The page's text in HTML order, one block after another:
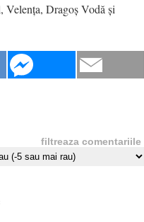
Velența, Dragoș Vodă și
filtreaza comentariile